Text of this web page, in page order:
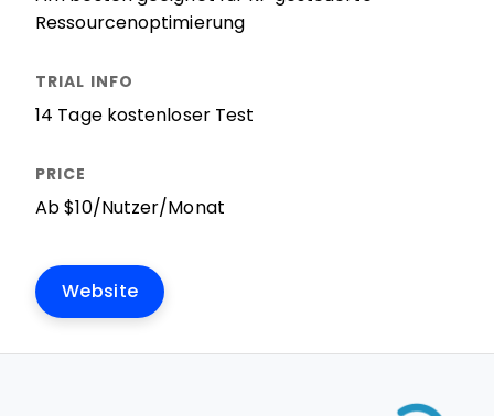
Ressourcenoptimierung
14 Tage kostenloser Test
Ab $10/Nutzer/Monat
Website